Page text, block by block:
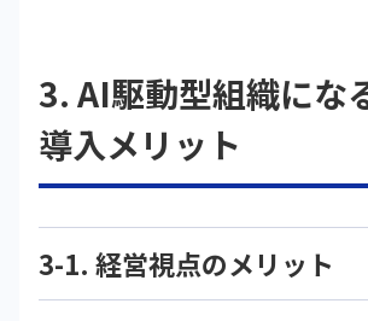
3. AI駆動型組織にな
導入メリット
3-1. 経営視点のメリット